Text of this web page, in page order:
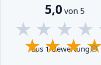
5,0von 5
★
★
★
★
★
★
★
aus 1 Bewertung